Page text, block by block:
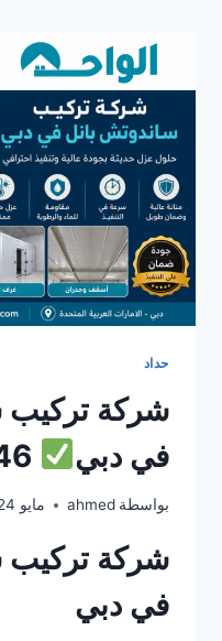
حداد
شركة تركيب
في دبي
بواسطة ahmed مايو 24, 2026
شركة تركيب
في دبي